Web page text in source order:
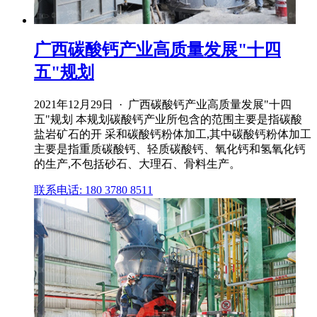
广西碳酸钙产业高质量发展"十四
五"规划
2021年12月29日 · 广西碳酸钙产业高质量发展"十四
五"规划 本规划碳酸钙产业所包含的范围主要是指碳酸
盐岩矿石的开 采和碳酸钙粉体加工,其中碳酸钙粉体加工
主要是指重质碳酸钙、轻质碳酸钙、氧化钙和氢氧化钙
的生产,不包括砂石、大理石、骨料生产。
联系电话: 180 3780 8511